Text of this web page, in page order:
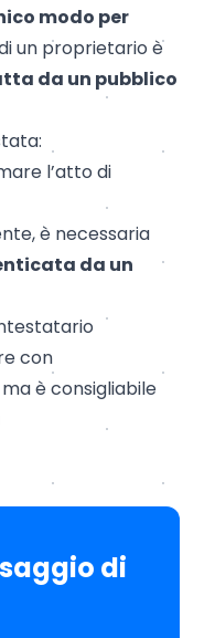
modo per
un proprietario è
da un pubblico
l’atto di
è necessaria
da un
con
ma è consigliabile
di